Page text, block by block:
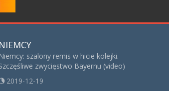
NIEMCY
Niemcy: szalony remis w hicie kolejki.
zwycięstwo Bayernu (video)
2019-12-19